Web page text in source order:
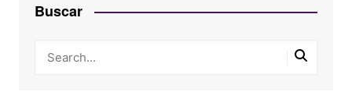
Buscar